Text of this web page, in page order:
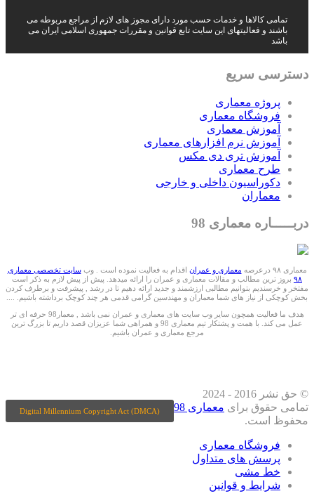
تمامی کالاها و خدمات حسب مورد دارای مجوز های لازم از مراجع مربوطه می
باشند و فعالیتهای این سایت تابع قوانین و مقررات جمهوری اسلامی ایران می
باشد
دسترسی سریع
پروژه معماری
فروشگاه معماری
آموزش معماری
آموزش نرم افزارهای معماری
آموزش تری دی مکس
طرح معماری
دکوراسیون داخلی و خارجی
معماران
دربـــــاره معماری 98
معماری ۹۸ درعرصه معماری و عمران اقدام به فعالیت نموده است . وبسایت تخصصی معماری
۹۸ بروز ترین مطالب و مقالات معماری و عمران را ارائه میدهد. پیش از پیش لازم به ذکر است
مفتخر و خرسندیم بتوانیم مطالبی ارزشمند و جدید ارائه دهیم تا در رشد , پیشرفت و برطرف کردن
بخش کوچکی از نیاز های شما معماران و مهندسین گرامی قدمی هر چند کوچک برداشته باشیم. ....
هدف ما فعالیت همچون سایر وب سایت های معماری و عمران نمی باشد , معمار98 حرفه ای تر
عمل می کند. با همت و پشتکار تیم معماری 98 و همراهی شما عزیزان قصد داریم تا بزرگ ترین
مرجع معماری و عمران باشیم.
Digital Millennium Copyright Act (DMCA)
© حق نشر 2016 - 2024
تمامی حقوق برای معماری 98
محفوظ است.
فروشگاه معماری
پرسش های متداول
خط مشی
شرایط و قوانین